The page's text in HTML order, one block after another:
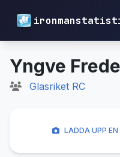
Yngve
Glasriket RC
LADDA UPP EN